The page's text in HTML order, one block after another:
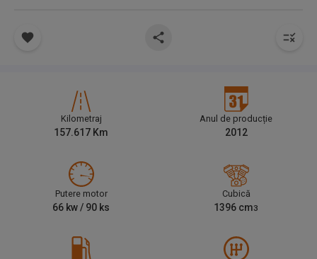
Kilometraj
157.617 Km
Anul de producție
2012
Putere motor
66 kw / 90 ks
Cubică
1396 cm3